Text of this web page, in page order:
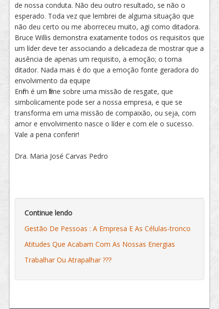
de nossa conduta. Não deu outro resultado, se não o
esperado. Toda vez que lembrei de alguma situação que
não deu certo ou me aborreceu muito, agi como ditadora.
Bruce Willis demonstra exatamente todos os requisitos que
um líder deve ter associando a delicadeza de mostrar que a
ausência de apenas um requisito, a emoção; o torna
ditador. Nada mais é do que a emoção fonte geradora do
envolvimento da equipe
Enfim é um filme sobre uma missão de resgate, que
simbolicamente pode ser a nossa empresa, e que se
transforma em uma missão de compaixão, ou seja, com
amor e envolvimento nasce o líder e com ele o sucesso.
Vale a pena conferir!
Dra. Maria José Carvas Pedro
Continue lendo
Gestão De Pessoas : A Empresa E As Células-tronco
Atitudes Que Acabam Com As Nossas Energias
Trabalhar Ou Atrapalhar ???